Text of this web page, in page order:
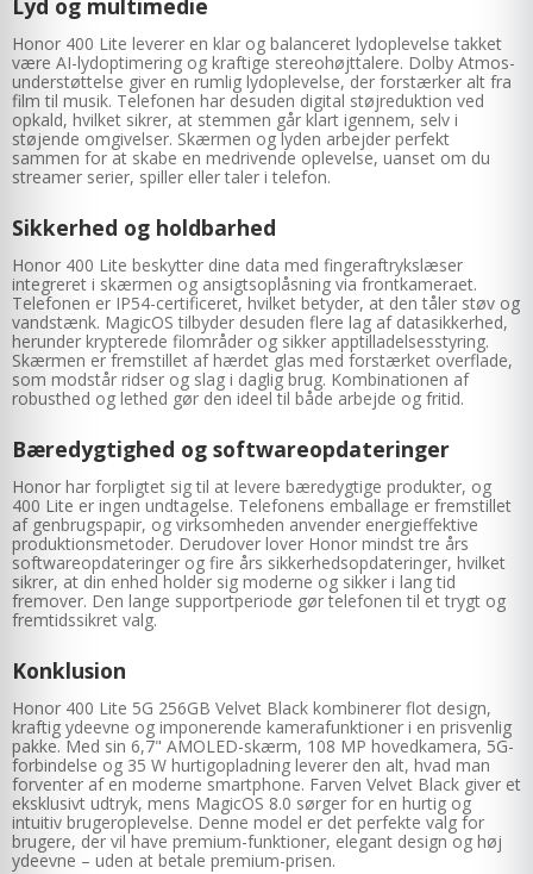
Lyd og multimedie
Honor 400 Lite leverer en klar og balanceret lydoplevelse takket
være AI-lydoptimering og kraftige stereohøjttalere. Dolby Atmos-
understøttelse giver en rumlig lydoplevelse, der forstærker alt fra
film til musik. Telefonen har desuden digital støjreduktion ved
opkald, hvilket sikrer, at stemmen går klart igennem, selv i
støjende omgivelser. Skærmen og lyden arbejder perfekt
sammen for at skabe en medrivende oplevelse, uanset om du
streamer serier, spiller eller taler i telefon.
Sikkerhed og holdbarhed
Honor 400 Lite beskytter dine data med fingeraftrykslæser
integreret i skærmen og ansigtsoplåsning via frontkameraet.
Telefonen er IP54-certificeret, hvilket betyder, at den tåler støv og
vandstænk. MagicOS tilbyder desuden flere lag af datasikkerhed,
herunder krypterede filområder og sikker apptilladelsesstyring.
Skærmen er fremstillet af hærdet glas med forstærket overflade,
som modstår ridser og slag i daglig brug. Kombinationen af
robusthed og lethed gør den ideel til både arbejde og fritid.
Bæredygtighed og softwareopdateringer
Honor har forpligtet sig til at levere bæredygtige produkter, og
400 Lite er ingen undtagelse. Telefonens emballage er fremstillet
af genbrugspapir, og virksomheden anvender energieffektive
produktionsmetoder. Derudover lover Honor mindst tre års
softwareopdateringer og fire års sikkerhedsopdateringer, hvilket
sikrer, at din enhed holder sig moderne og sikker i lang tid
fremover. Den lange supportperiode gør telefonen til et trygt og
fremtidssikret valg.
Konklusion
Honor 400 Lite 5G 256GB Velvet Black kombinerer flot design,
kraftig ydeevne og imponerende kamerafunktioner i en prisvenlig
pakke. Med sin 6,7" AMOLED-skærm, 108 MP hovedkamera, 5G-
forbindelse og 35 W hurtigopladning leverer den alt, hvad man
forventer af en moderne smartphone. Farven Velvet Black giver et
eksklusivt udtryk, mens MagicOS 8.0 sørger for en hurtig og
intuitiv brugeroplevelse. Denne model er det perfekte valg for
brugere, der vil have premium-funktioner, elegant design og høj
ydeevne – uden at betale premium-prisen.